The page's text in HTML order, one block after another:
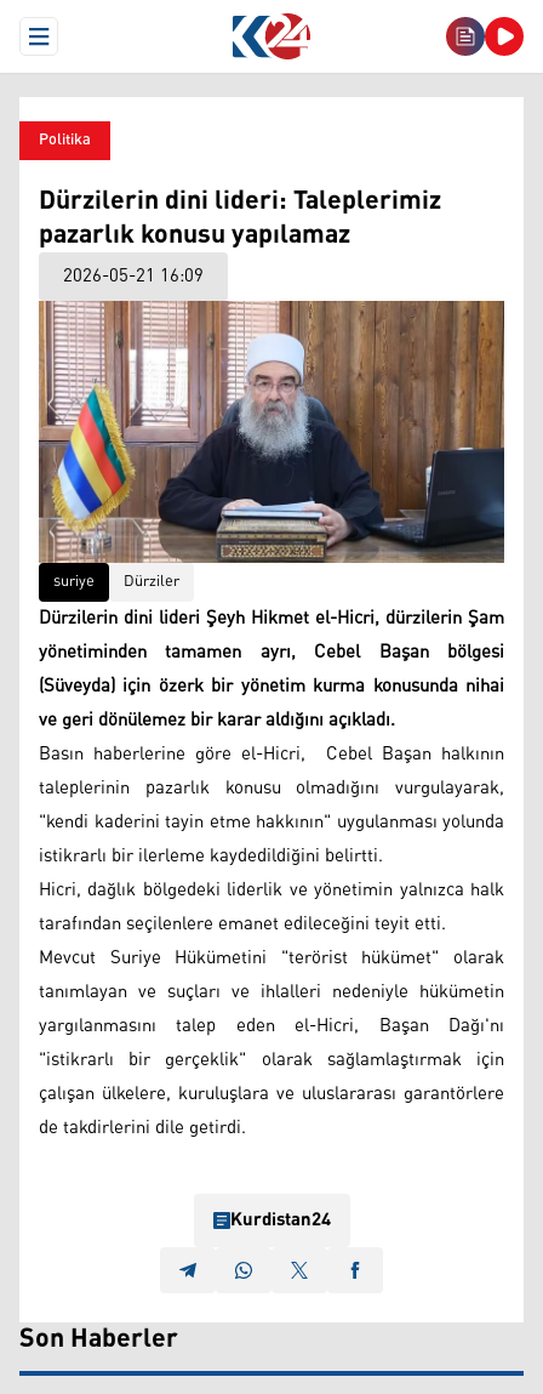
Open Menu
Politika
Dürzilerin dini lideri: Taleplerimiz
pazarlık konusu yapılamaz
2026-05-21 16:09
suriye Dürziler
Dürzilerin dini lideri Şeyh Hikmet el-Hicri, dürzilerin Şam
yönetiminden tamamen ayrı, Cebel Başan bölgesi
(Süveyda) için özerk bir yönetim kurma konusunda nihai
ve geri dönülemez bir karar aldığını açıkladı.
Basın haberlerine göre el-Hicri, Cebel Başan halkının
taleplerinin pazarlık konusu olmadığını vurgulayarak,
"kendi kaderini tayin etme hakkının" uygulanması yolunda
istikrarlı bir ilerleme kaydedildiğini belirtti.
Hicri, dağlık bölgedeki liderlik ve yönetimin yalnızca halk
tarafından seçilenlere emanet edileceğini teyit etti.
Mevcut Suriye Hükümetini "terörist hükümet" olarak
tanımlayan ve suçları ve ihlalleri nedeniyle hükümetin
yargılanmasını talep eden el-Hicri, Başan Dağı'nı
"istikrarlı bir gerçeklik" olarak sağlamlaştırmak için
çalışan ülkelere, kuruluşlara ve uluslararası garantörlere
de takdirlerini dile getirdi.
Kurdistan24
Son Haberler